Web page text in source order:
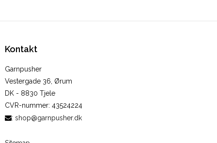
Kontakt
Garnpusher
Vestergade 36, Ørum
DK - 8830 Tjele
CVR-nummer: 43524224
: shop@garnpusher.dk